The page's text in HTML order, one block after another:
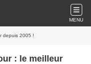
MENU
depuis 2005 !
: le meilleur